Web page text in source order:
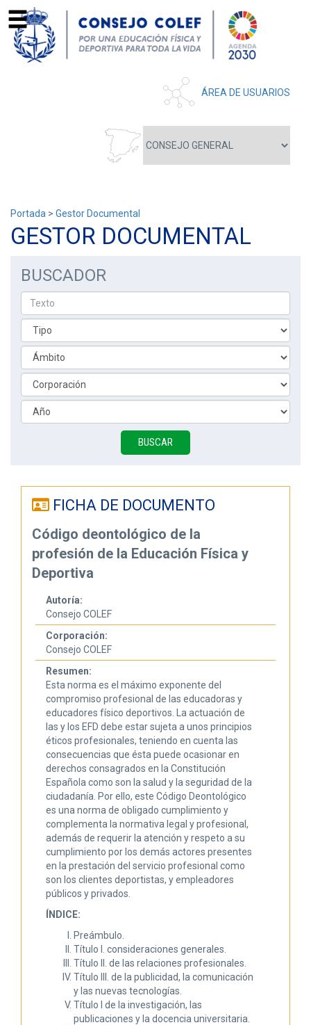
ÁREA DE USUARIOS
Portada > Gestor Documental
GESTOR DOCUMENTAL
BUSCADOR
FICHA DE DOCUMENTO
Código deontológico de la
profesión de la Educación Física y
Deportiva
Autoría:
Consejo COLEF
Corporación:
Consejo COLEF
Resumen:
Esta norma es el máximo exponente del
compromiso profesional de las educadoras y
educadores físico deportivos. La actuación de
las y los EFD debe estar sujeta a unos principios
éticos profesionales, teniendo en cuenta las
consecuencias que ésta puede ocasionar en
derechos consagrados en la Constitución
Española como son la salud y la seguridad de la
ciudadanía. Por ello, este Código Deontológico
es una norma de obligado cumplimiento y
complementa la normativa legal y profesional,
además de requerir la atención y respeto a su
cumplimiento por los demás actores presentes
en la prestación del servicio profesional como
son los clientes deportistas, y empleadores
públicos y privados.
ÍNDICE:
Preámbulo.
Título I. consideraciones generales.
Título II. de las relaciones profesionales.
Título III. de la publicidad, la comunicación
y las nuevas tecnologías.
Título I de la investigación, las
publicaciones y la docencia universitaria.